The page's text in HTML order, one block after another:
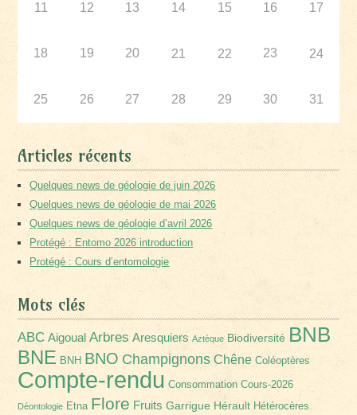
11 12 13 14 15 16 17
18 19 20 21 22 23 24
25 26 27 28 29 30 31
Articles récents
Quelques news de géologie de juin 2026
Quelques news de géologie de mai 2026
Quelques news de géologie d’avril 2026
Protégé : Entomo 2026 introduction
Protégé : Cours d’entomologie
Mots clés
ABC Aigoual Arbres Aresquiers Aztèque Biodiversité BNB
BNE BNH BNO Champignons Chêne Coléoptères
Compte-rendu Consommation Cours-2026
Déontologie Etna Flore Fruits Garrigue Hérault Hétérocères